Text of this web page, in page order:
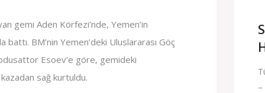
gemi Aden Körfezi’nde, Yemen’in
battı. BM’nin Yemen’deki Uluslararası Göç
Esoev’e göre, gemideki
sağ kurtuldu.
–